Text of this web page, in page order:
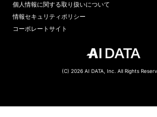
個人情報に関する取り扱いについて
情報セキュリティポリシー
コーポレートサイト
(C) 2026 AI DATA, Inc. All Rights